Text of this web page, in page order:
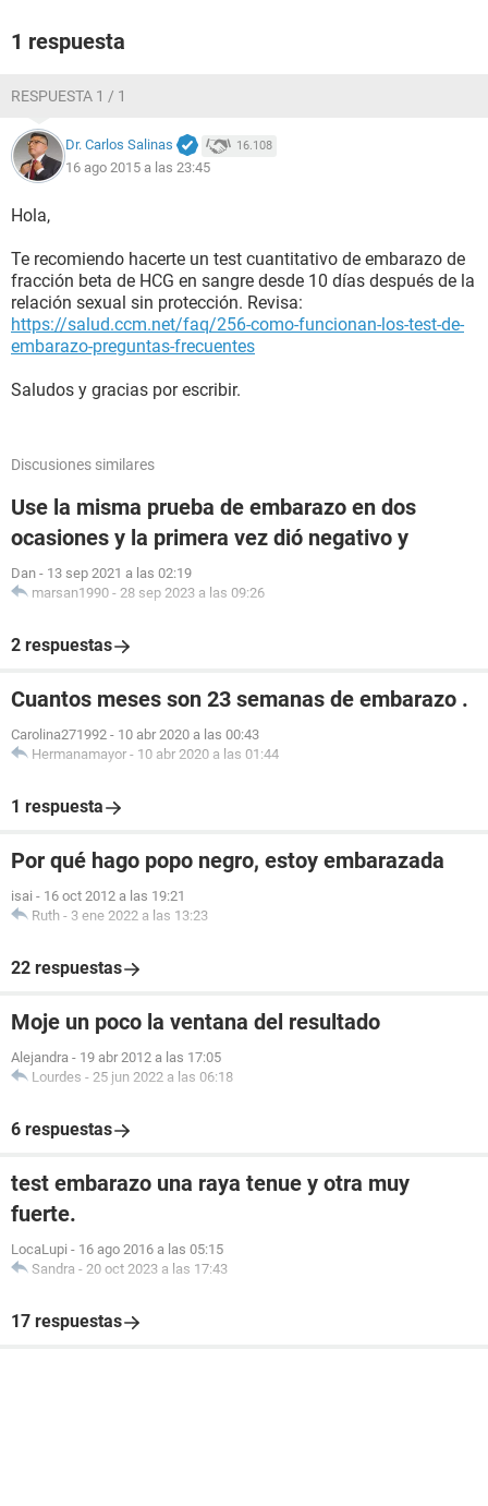
1 respuesta
RESPUESTA 1 / 1
Dr. Carlos Salinas 16.108
16 ago 2015 a las 23:45
Hola,
Te recomiendo hacerte un test cuantitativo de embarazo de
fracción beta de HCG en sangre desde 10 días después de la
relación sexual sin protección. Revisa:
https://salud.ccm.net/faq/256-como-funcionan-los-test-de-
embarazo-preguntas-frecuentes
Saludos y gracias por escribir.
Discusiones similares
Use la misma prueba de embarazo en dos
ocasiones y la primera vez dió negativo y
Dan - 13 sep 2021 a las 02:19
marsan1990 - 28 sep 2023 a las 09:26
2 respuestas
Cuantos meses son 23 semanas de embarazo .
Carolina271992 - 10 abr 2020 a las 00:43
Hermanamayor - 10 abr 2020 a las 01:44
1 respuesta
Por qué hago popo negro, estoy embarazada
isai - 16 oct 2012 a las 19:21
Ruth - 3 ene 2022 a las 13:23
22 respuestas
Moje un poco la ventana del resultado
Alejandra - 19 abr 2012 a las 17:05
Lourdes - 25 jun 2022 a las 06:18
6 respuestas
test embarazo una raya tenue y otra muy
fuerte.
LocaLupi - 16 ago 2016 a las 05:15
Sandra - 20 oct 2023 a las 17:43
17 respuestas